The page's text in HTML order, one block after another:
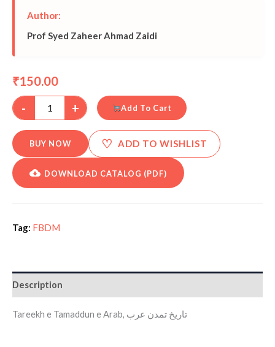
Author:
Prof Syed Zaheer Ahmad Zaidi
₹150.00
-
+ Add To Cart
BUY NOW ♡ ADD TO WISHLIST
DOWNLOAD CATALOG (PDF)
Tag: FBDM
Description
Tareekh e Tamaddun e Arab, تاریخ تمدن عرب